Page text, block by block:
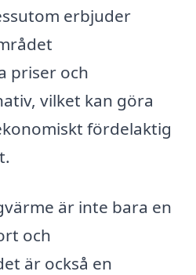
erbjuder
priser och
vilket kan göra
fördelaktig
är inte bara en
och
är också en